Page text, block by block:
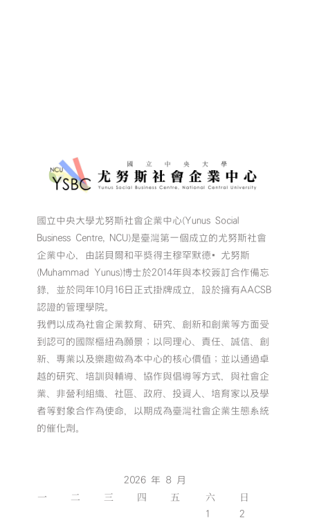
國立中央大學尤努斯社會企業中心(Yunus Social
Business Centre, NCU)是臺灣第一個成立的尤努斯社會
企業中心，由諾貝爾和平獎得主穆罕默德•尤努斯
(Muhammad Yunus)博士於2014年與本校簽訂合作備忘
錄，並於同年10月16日正式掛牌成立，設於擁有AACSB
認證的管理學院。
我們以成為社會企業教育、研究、創新和創業等方面受
到認可的國際樞紐為願景；以同理心、責任、誠信、創
新、專業以及樂趣做為本中心的核心價值；並以通過卓
越的研究、培訓與輔導、協作與倡導等方式，與社會企
業、非營利組織、社區、政府、投資人、培育家以及學
者等對象合作為使命，以期成為臺灣社會企業生態系統
的催化劑。
2026 年 8 月
一 二 三 四 五 六 日
1
2